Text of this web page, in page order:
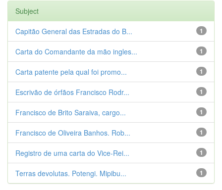
Subject
1
Capitão General das Estradas do B...
1
Carta do Comandante da mão ingles...
1
Carta patente pela qual foi promo...
1
Escrivão de órfãos Francisco Rodr...
1
Francisco de Brito Saraiva, cargo...
1
Francisco de Oliveira Banhos. Rob...
1
Registro de uma carta do Vice-Rei...
1
Terras devolutas. Potengi. Mipibu...